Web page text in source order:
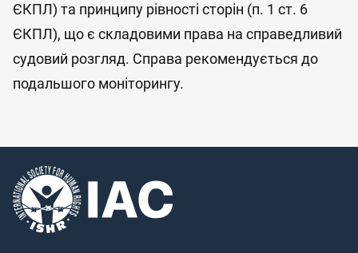
ЄКПЛ) та принципу рівності сторін (п. 1 ст. 6
ЄКПЛ), що є складовими права на справедливий
судовий розгляд. Справа рекомендується до
подальшого моніторингу.